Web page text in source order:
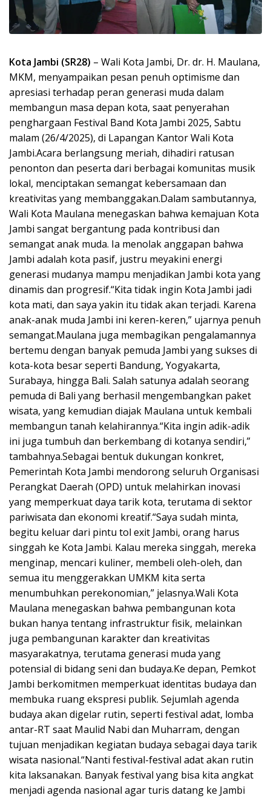
Kota Jambi (SR28) – Wali Kota Jambi, Dr. dr. H. Maulana,
MKM, menyampaikan pesan penuh optimisme dan
apresiasi terhadap peran generasi muda dalam
membangun masa depan kota, saat penyerahan
penghargaan Festival Band Kota Jambi 2025, Sabtu
malam (26/4/2025), di Lapangan Kantor Wali Kota
Jambi.Acara berlangsung meriah, dihadiri ratusan
penonton dan peserta dari berbagai komunitas musik
lokal, menciptakan semangat kebersamaan dan
kreativitas yang membanggakan.Dalam sambutannya,
Wali Kota Maulana menegaskan bahwa kemajuan Kota
Jambi sangat bergantung pada kontribusi dan
semangat anak muda. Ia menolak anggapan bahwa
Jambi adalah kota pasif, justru meyakini energi
generasi mudanya mampu menjadikan Jambi kota yang
dinamis dan progresif.“Kita tidak ingin Kota Jambi jadi
kota mati, dan saya yakin itu tidak akan terjadi. Karena
anak-anak muda Jambi ini keren-keren,” ujarnya penuh
semangat.Maulana juga membagikan pengalamannya
bertemu dengan banyak pemuda Jambi yang sukses di
kota-kota besar seperti Bandung, Yogyakarta,
Surabaya, hingga Bali. Salah satunya adalah seorang
pemuda di Bali yang berhasil mengembangkan paket
wisata, yang kemudian diajak Maulana untuk kembali
membangun tanah kelahirannya.“Kita ingin adik-adik
ini juga tumbuh dan berkembang di kotanya sendiri,”
tambahnya.Sebagai bentuk dukungan konkret,
Pemerintah Kota Jambi mendorong seluruh Organisasi
Perangkat Daerah (OPD) untuk melahirkan inovasi
yang memperkuat daya tarik kota, terutama di sektor
pariwisata dan ekonomi kreatif.“Saya sudah minta,
begitu keluar dari pintu tol exit Jambi, orang harus
singgah ke Kota Jambi. Kalau mereka singgah, mereka
menginap, mencari kuliner, membeli oleh-oleh, dan
semua itu menggerakkan UMKM kita serta
menumbuhkan perekonomian,” jelasnya.Wali Kota
Maulana menegaskan bahwa pembangunan kota
bukan hanya tentang infrastruktur fisik, melainkan
juga pembangunan karakter dan kreativitas
masyarakatnya, terutama generasi muda yang
potensial di bidang seni dan budaya.Ke depan, Pemkot
Jambi berkomitmen memperkuat identitas budaya dan
membuka ruang ekspresi publik. Sejumlah agenda
budaya akan digelar rutin, seperti festival adat, lomba
antar-RT saat Maulid Nabi dan Muharram, dengan
tujuan menjadikan kegiatan budaya sebagai daya tarik
wisata nasional.“Nanti festival-festival adat akan rutin
kita laksanakan. Banyak festival yang bisa kita angkat
menjadi agenda nasional agar turis datang ke Jambi